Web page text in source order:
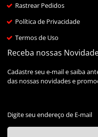
Rastrear Pedidos
Política de Privacidade
Termos de Uso
Receba nossas
Cadastre seu e-mail e saiba
das nossas novidades e
Digite seu endereço de E-mail